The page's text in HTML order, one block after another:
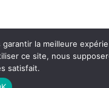
la meilleure
ce site, nous
satisfait.